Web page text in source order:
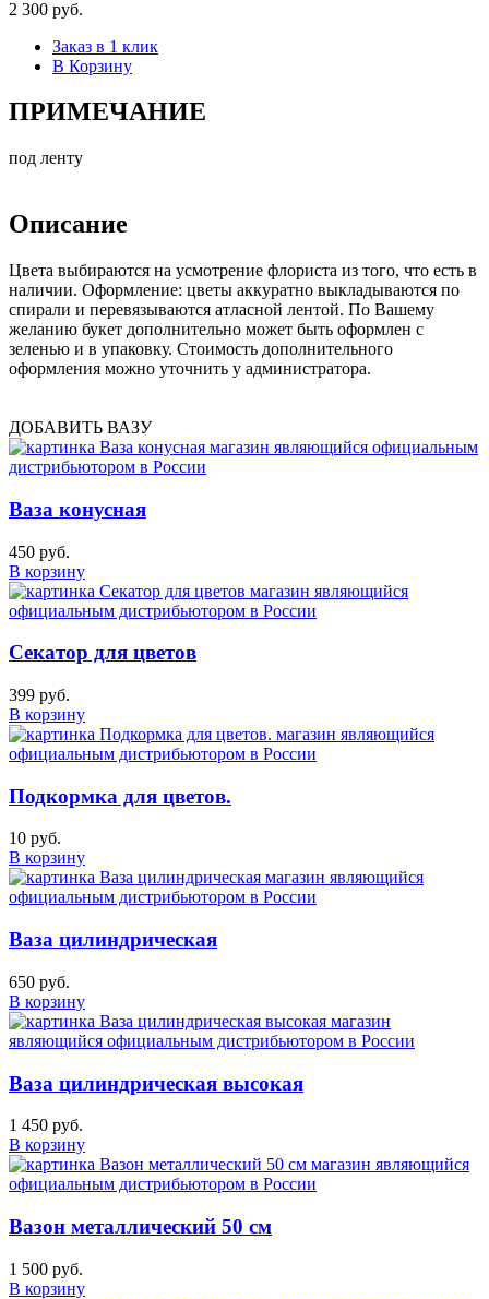
2 300 руб.
Заказ в 1 клик
В Корзину
ПРИМЕЧАНИЕ
под ленту
Описание
Цвета выбираются на усмотрение флориста из того, что есть в
наличии. Оформление: цветы аккуратно выкладываются по
спирали и перевязываются атласной лентой. По Вашему
желанию букет дополнительно может быть оформлен с
зеленью и в упаковку. Стоимость дополнительного
оформления можно уточнить у администратора.
ДОБАВИТЬ ВАЗУ
Ваза конусная
450 руб.
В корзину
Секатор для цветов
399 руб.
В корзину
Подкормка для цветов.
10 руб.
В корзину
Ваза цилиндрическая
650 руб.
В корзину
Ваза цилиндрическая высокая
1 450 руб.
В корзину
Вазон металлический 50 см
1 500 руб.
В корзину